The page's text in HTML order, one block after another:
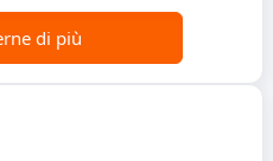
di più